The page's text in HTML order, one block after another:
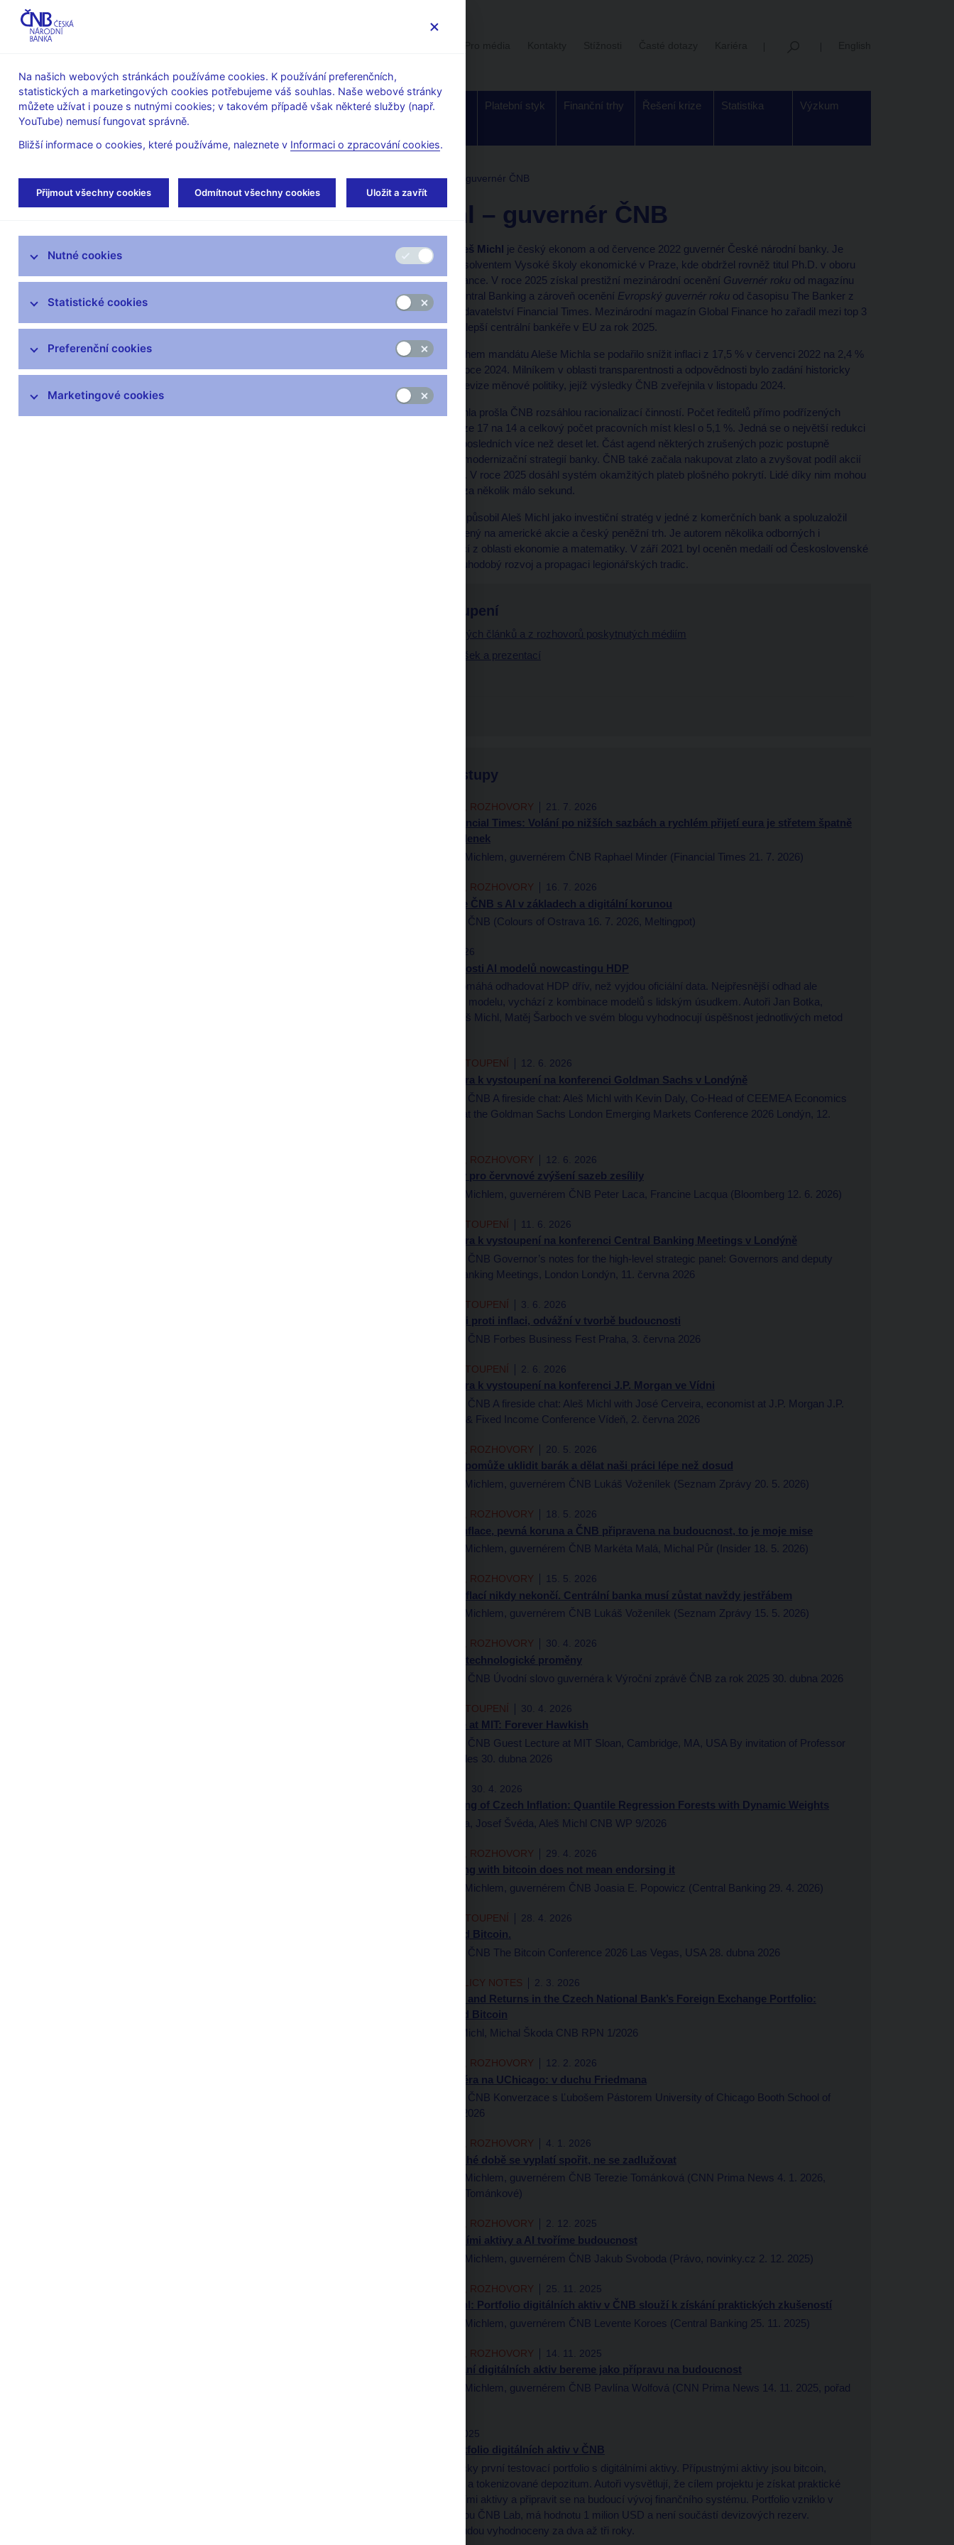
O ČNB
Měnová
politika
Finanční
Dohled a
Bankovky a
Platební styk Finanční trhy Řešení krize Statistika Výzkum
Úvod O ČNB Bankovní rada Členové bankovní rady Aleš Michl – guvernér ČNB
Aleš Michl – guvernér ČNB
Aleš Michl je český ekonom a od července 2022 guvernér České národní banky. Je
absolventem Vysoké školy ekonomické v Praze, kde obdržel rovněž titul Ph.D. v oboru
finance. V roce 2025 získal prestižní mezinárodní ocenění Guvernér roku od magazínu
Central Banking a zároveň ocenění Evropský guvernér rokuod časopisu The Banker z
vydavatelství Financial Times. Mezinárodní magazín Global Finance ho zařadil mezi top 3
nejlepší centrální bankéře v EU za rok 2025.
Během mandátu Aleše Michla se podařilo snížit inflaci z 17,5 % v červenci 2022 na 2,4 %
v roce 2024. Milníkem v oblasti transparentnosti a odpovědnosti bylo zadání historicky
první nezávislé externí revize měnové politiky, jejíž výsledky ČNB zveřejnila v listopadu 2024.
Pod vedením Aleše Michla prošla ČNB rozsáhlou racionalizací činností. Počet ředitelů přímo podřízených
bankovní radě se snížil ze 17 na 14 a celkový počet pracovních míst klesl o 5,1 %. Jedná se o největší redukci
počtu zaměstnanců za posledních více než deset let. Část agend některých zrušených pozic postupně
převzala AI v souladu s modernizační strategií banky. ČNB také začala nakupovat zlato a zvyšovat podíl akcií
v devizových rezervách. V roce 2025 dosáhl systém okamžitých plateb plošného pokrytí. Lidé díky nim mohou
posílat korunové platby za několik málo sekund.
Před nástupem do ČNB působil Aleš Michl jako investiční stratég v jedné z komerčních bank a spoluzaložil
algoritmický fond zaměřený na americké akcie a český peněžní trh. Je autorem několika odborných i
popularizačních publikací z oblasti ekonomie a matematiky. V září 2021 byl oceněn medailí od Československé
obce legionářské za dlouhodobý rozvoj a propagaci legionářských tradic.
Veřejná vystoupení
Výběr z autorských článků a z rozhovorů poskytnutých médiím
Výběr z přednášek a prezentací
Nejnovější výstupy
AUTORSKÉ ČLÁNKY, ROZHOVORY 21. 7. 2026
Aleš Michl pro Financial Times: Volání po nižších sazbách a rychlém přijetí eura je střetem špatně
načasovaných myšlenek
Rozhovor s Alešem Michlem, guvernérem ČNB Raphael Minder (Financial Times 21. 7. 2026)
AUTORSKÉ ČLÁNKY, ROZHOVORY 16. 7. 2026
Aleš Michl: Stavíme ČNB s AI v základech a digitální korunou
Aleš Michl, guvernér ČNB (Colours of Ostrava 16. 7. 2026, Meltingpot)
14. 7. 2026
Vyhodnocení přesnosti AI modelů nowcastingu HDP
Umělá inteligence pomáhá odhadovat HDP dřív, než vyjdou oficiální data. Nejpřesnější odhad ale
nevychází z jednoho modelu, vychází z kombinace modelů s lidským úsudkem. Autoři Jan Botka,
Ondřej Michálek, Aleš Michl, Matěj Šarboch ve svém blogu vyhodnocují úspěšnost jednotlivých metod
PREZENTACE A VYSTOUPENÍ 12. 6. 2026
Poznámky guvernéra k vystoupení na konferenci Goldman Sachs v Londýně
Aleš Michl, guvernér ČNB A fireside chat: Aleš Michl with Kevin Daly, Co-Head of CEEMEA Economics
at Goldman Sachs, at the Goldman Sachs London Emerging Markets Conference 2026 Londýn, 12.
AUTORSKÉ ČLÁNKY, ROZHOVORY 12. 6. 2026
Aleš Michl: Důvody pro červnové zvýšení sazeb zesílily
Rozhovor s Alešem Michlem, guvernérem ČNB Peter Laca, Francine Lacqua (Bloomberg 12. 6. 2026)
PREZENTACE A VYSTOUPENÍ 11. 6. 2026
Poznámky guvernéra k vystoupení na konferenci Central Banking Meetings v Londýně
Aleš Michl, guvernér ČNB Governor’s notes for the high-level strategic panel: Governors and deputy
governors Central Banking Meetings, London Londýn, 11. června 2026
PREZENTACE A VYSTOUPENÍ 3. 6. 2026
Konzervativní v boji proti inflaci, odvážní v tvorbě budoucnosti
Aleš Michl, guvernér ČNB Forbes Business Fest Praha, 3. června 2026
PREZENTACE A VYSTOUPENÍ 2. 6. 2026
Poznámky guvernéra k vystoupení na konferenci J.P. Morgan ve Vídni
Aleš Michl, guvernér ČNB A fireside chat: Aleš Michl with José Cerveira, economist at J.P. Morgan J.P.
Morgan CEE Macro & Fixed Income Conference Vídeň, 2. června 2026
AUTORSKÉ ČLÁNKY, ROZHOVORY 20. 5. 2026
Aleš Michl: AI nám pomůže uklidit barák a dělat naši práci lépe než dosud
Rozhovor s Alešem Michlem, guvernérem ČNB Lukáš Voženílek (Seznam Zprávy 20. 5. 2026)
AUTORSKÉ ČLÁNKY, ROZHOVORY 18. 5. 2026
Aleš Michl: Nízká inflace, pevná koruna a ČNB připravena na budoucnost, to je moje mise
Rozhovor s Alešem Michlem, guvernérem ČNB Markéta Malá, Michal Půr (Insider 18. 5. 2026)
AUTORSKÉ ČLÁNKY, ROZHOVORY 15. 5. 2026
Aleš Michl: Boj s inflací nikdy nekončí. Centrální banka musí zůstat navždy jestřábem
Rozhovor s Alešem Michlem, guvernérem ČNB Lukáš Voženílek (Seznam Zprávy 15. 5. 2026)
AUTORSKÉ ČLÁNKY, ROZHOVORY 30. 4. 2026
Rok nízké inflace a technologické proměny
Aleš Michl, guvernér ČNB Úvodní slovo guvernéra k Výroční zprávě ČNB za rok 2025 30. dubna 2026
PREZENTACE A VYSTOUPENÍ 30. 4. 2026
Governor’s Lecture at MIT: Forever Hawkish
Aleš Michl, guvernér ČNB Guest Lecture at MIT Sloan, Cambridge, MA, USA By invitation of Professor
Athanasios Orphanides 30. dubna 2026
30. 4. 2026
AI-Based Forecasting of Czech Inflation: Quantile Regression Forests with Dynamic Weights
Filip Blaha, Jan Botka, Josef Švéda, Aleš Michl CNB WP 9/2026
AUTORSKÉ ČLÁNKY, ROZHOVORY 29. 4. 2026
Aleš Michl: Engaging with bitcoin does not mean endorsing it
Rozhovor s Alešem Michlem, guvernérem ČNB Joasia E. Popowicz (Central Banking 29. 4. 2026)
PREZENTACE A VYSTOUPENÍ 28. 4. 2026
A Central Bank. And Bitcoin.
Aleš Michl, guvernér ČNB The Bitcoin Conference 2026 Las Vegas, USA 28. dubna 2026
RESEARCH AND POLICY NOTES 2. 3. 2026
Balancing Volatility and Returns in the Czech National Bank’s Foreign Exchange Portfolio:
Update on Gold and Bitcoin
Tomáš Adam, Aleš Michl, Michal Škoda CNB RPN 1/2026
AUTORSKÉ ČLÁNKY, ROZHOVORY 12. 2. 2026
Vystoupení guvernéra na UChicago: v duchu Friedmana
Aleš Michl, guvernér ČNB Konverzace s Ľubošem Pástorem University of Chicago Booth School of
Business 10. února 2026
AUTORSKÉ ČLÁNKY, ROZHOVORY 4. 1. 2026
Aleš Michl: Po dlouhé době se vyplatí spořit, ne se zadlužovat
Rozhovor s Alešem Michlem, guvernérem ČNB Terezie Tománková (CNN Prima News 4. 1. 2026,
pořad Partie Terezie Tománkové)
AUTORSKÉ ČLÁNKY, ROZHOVORY 2. 12. 2025
Aleš Michl: Digitálními aktivy a AI tvoříme budoucnost
Rozhovor s Alešem Michlem, guvernérem ČNB Jakub Svoboda (Právo, novinky.cz 2. 12. 2025)
AUTORSKÉ ČLÁNKY, ROZHOVORY 25. 11. 2025
Guvernér Aleš Michl: Portfolio digitálních aktiv v ČNB slouží k získání praktických zkušeností
Rozhovor s Alešem Michlem, guvernérem ČNB Levente Koroes (Central Banking 25. 11. 2025)
AUTORSKÉ ČLÁNKY, ROZHOVORY 14. 11. 2025
Aleš Michl: Testování digitálních aktiv bereme jako přípravu na budoucnost
Rozhovor s Alešem Michlem, guvernérem ČNB Pavlína Wolfová (CNN Prima News 14. 11. 2025, pořad
13. 11. 2025
První testovací portfolio digitálních aktiv v ČNB
ČNB spustila historicky první testovací portfolio s digitálními aktivy. Přípustnými aktivy jsou bitcoin,
dolarové stablecoiny a tokenizované depozitum. Autoři vysvětlují, že cílem projektu je získat praktické
zkušenosti s digitálními aktivy a připravit se na budoucí vývoj finančního systému. Portfolio vzniklo v
rámci inovačního hubu ČNB Lab, má hodnotu 1 milion USD a není součástí devizových rezerv.
Výsledky projektu budou vyhodnoceny za dva až tři roky.
Mandát České národní banky
Bankovní rada
Poradní orgány bankovní rady ČNB
Hospodaření
ČNB v EU a mezinárodních vztazích
Na našich webových stránkách používáme cookies. K používání preferenčních,
statistických a marketingových cookies potřebujeme váš souhlas. Naše webové stránky
můžete užívat i pouze s nutnými cookies; v takovém případě však některé služby (např.
YouTube) nemusí fungovat správně.
Bližší informace o cookies, které používáme, naleznete v Informaci o zpracování cookies.
Přijmout všechny cookies Odmítnout všechny cookies Uložit a zavřít
Nutné cookies
Statistické cookies
Preferenční cookies
Marketingové cookies